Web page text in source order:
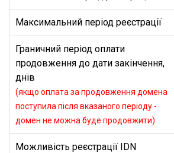
Максимальний період реєстрації
Граничний період оплати
продовження до дати закінчення,
днів
(якщо оплата за продовження домена
поступила після вказаного періоду -
домен не можна буде продовжити)
Можливість реєстрації IDN